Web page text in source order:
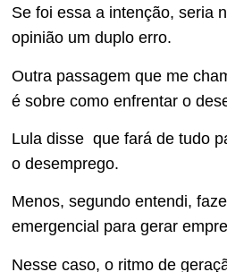
Se foi essa a intenção, seria
opinião um duplo erro.
Outra passagem que me
é sobre como enfrentar o
Lula disse que fará de tudo
o desemprego.
Menos, segundo entendi,
emergencial para gerar
Nesse caso, o ritmo de